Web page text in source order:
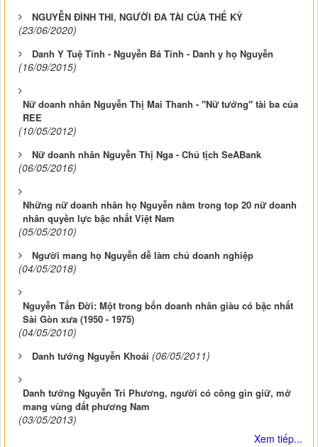
NGUYỄN ĐÌNH THI, NGƯỜI ĐA TÀI CỦA THẾ KỶ
(23/06/2020)
Danh Y Tuệ Tĩnh - Nguyễn Bá Tĩnh - Danh y họ Nguyễn
(16/09/2015)
Nữ doanh nhân Nguyễn Thị Mai Thanh - "Nữ tướng" tài ba của
REE
(10/05/2012)
Nữ doanh nhân Nguyễn Thị Nga - Chủ tịch SeABank
(06/05/2016)
Những nữ doanh nhân họ Nguyễn nằm trong top 20 nữ doanh
nhân quyền lực bậc nhất Việt Nam
(05/05/2010)
Người mang họ Nguyễn dễ làm chủ doanh nghiệp
(04/05/2018)
Nguyễn Tấn Đời: Một trong bốn doanh nhân giàu có bậc nhất
Sài Gòn xưa (1950 - 1975)
(04/05/2010)
Danh tướng Nguyễn Khoái (06/05/2011)
Danh tướng Nguyễn Tri Phương, người có công gìn giữ, mở
mang vùng đất phương Nam
(03/05/2013)
Xem tiếp...